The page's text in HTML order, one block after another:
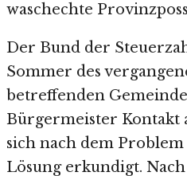
waschechte
Der Bund der
Sommer des
betreffenden
Bürgermeister Kontakt
sich nach dem
Lösung erkundigt. Nach